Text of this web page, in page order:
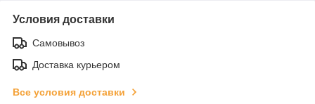
Условия доставки
Самовывоз
Доставка курьером
Все условия доставки